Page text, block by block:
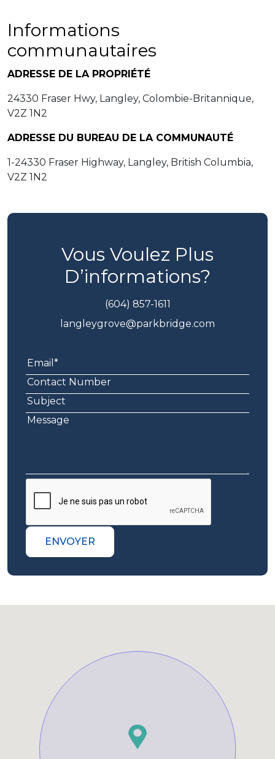
Informations
communautaires
ADRESSE DE LA PROPRIÉTÉ
24330 Fraser Hwy, Langley, Colombie-Britannique,
V2Z 1N2
ADRESSE DU BUREAU DE LA COMMUNAUTÉ
1-24330 Fraser Highway, Langley, British Columbia,
V2Z 1N2
Vous Voulez Plus
D’informations?
(604) 857-1611
langleygrove@parkbridge.com
ENVOYER